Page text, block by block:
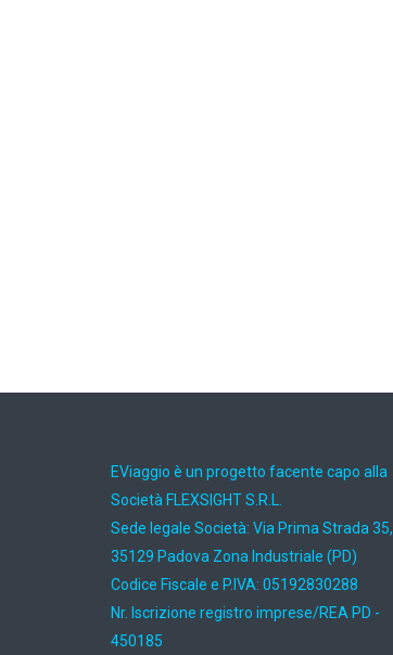
EViaggio è un progetto facente capo alla
Società FLEXSIGHT S.R.L.
Sede legale Società: Via Prima Strada 35,
35129 Padova Zona Industriale (PD)
Codice Fiscale e P.IVA: 05192830288
Nr. Iscrizione registro imprese/REA PD -
450185